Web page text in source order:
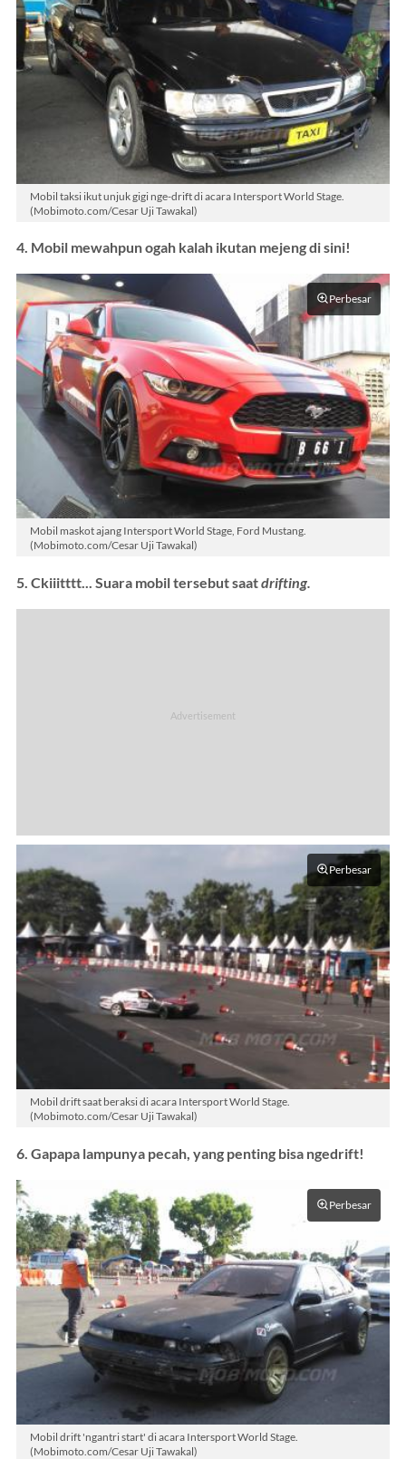
Mobil taksi ikut unjuk gigi nge-drift di acara Intersport World Stage.
(Mobimoto.com/Cesar Uji Tawakal)
4. Mobil mewahpun ogah kalah ikutan mejeng di sini!
Perbesar
Mobil maskot ajang Intersport World Stage, Ford Mustang.
(Mobimoto.com/Cesar Uji Tawakal)
5. Ckiiitttt... Suara mobil tersebut saatdrifting.
Perbesar
Mobil drift saat beraksi di acara Intersport World Stage.
(Mobimoto.com/Cesar Uji Tawakal)
6. Gapapa lampunya pecah, yang penting bisa ngedrift!
Perbesar
Mobil drift 'ngantri start' di acara Intersport World Stage.
(Mobimoto.com/Cesar Uji Tawakal)